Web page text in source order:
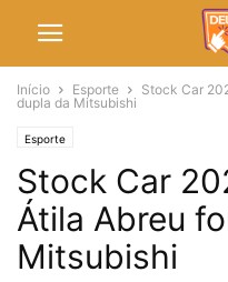
Início Esporte
Stock Car
dupla da Mitsubishi
Esporte
Stock Car
Átila Abreu
Mitsubishi